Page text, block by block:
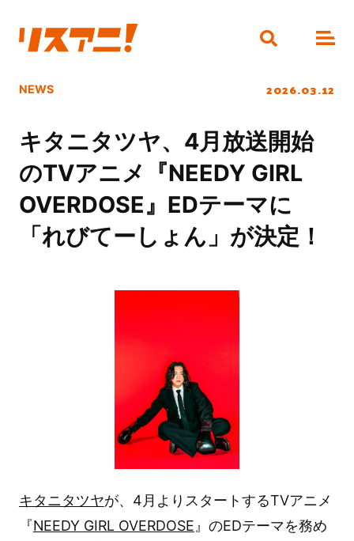
NEWS 2026.03.12
キタニタツヤ、4月放送開始
のTVアニメ『NEEDY GIRL
OVERDOSE』EDテーマに
「れびてーしょん」が決定！
キタニタツヤが、4月よりスタートするTVアニメ
『NEEDY GIRL OVERDOSE 』のEDテーマを務め